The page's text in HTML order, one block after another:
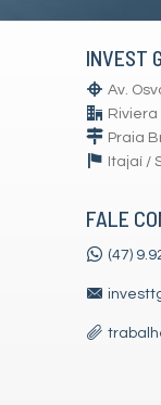
INVEST
Av.
Praia
Itajaí /
FALE
(47)